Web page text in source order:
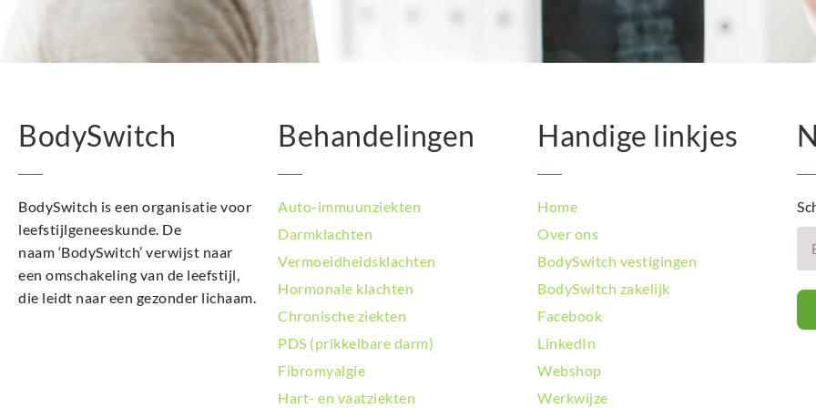
BodySwitch
BodySwitch is een organisatie voor
leefstijlgeneeskunde. De
naam ‘BodySwitch’ verwijst naar
een omschakeling van de leefstijl,
die leidt naar een gezonder lichaam.
Behandelingen
Auto-immuunziekten
Darmklachten
Vermoeidheidsklachten
Hormonale klachten
Chronische ziekten
PDS (prikkelbare darm)
Fibromyalgie
Hart- en vaatziekten
Handige linkjes
Home
Over ons
BodySwitch vestigingen
BodySwitch zakelijk
Facebook
LinkedIn
Webshop
Werkwijze